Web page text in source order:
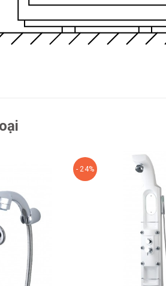
- 24%